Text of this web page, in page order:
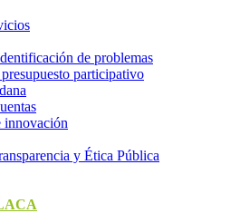
de problemas
participativo​
innovación
y Ética Pública